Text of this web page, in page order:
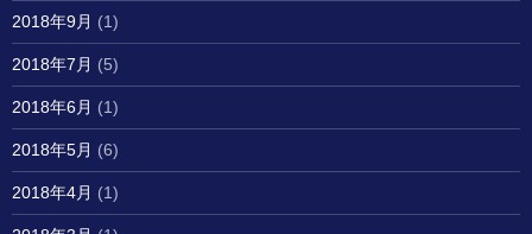
2018年9月 (1)
2018年7月 (5)
2018年6月 (1)
2018年5月 (6)
2018年4月 (1)